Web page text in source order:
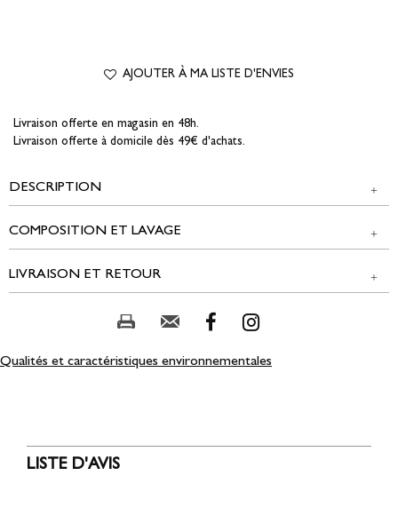
AJOUTER À MA LISTE D'ENVIES
Livraison offerte en magasin en 48h.
Livraison offerte à domicile dès 49€ d'achats.
DESCRIPTION
Chemise rayée avec des coeurs brodés. Col chemise, manches
COMPOSITION ET LAVAGE
Tissu principal : 100% COTON
Composition et lavage :
LIVRAISON ET RETOUR
NOS MODES DE LIVRAISON
GRATUIT
5,00 € offert dès 49,00 € d'achat
3 à 5 jours ouvrés
Qualités et caractéristiques environnementales
LISTE D'AVIS